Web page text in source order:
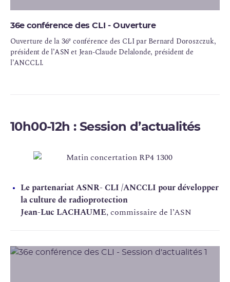
36e conférence des CLI - Ouverture
Ouverture de la 36e conférence des CLI par Bernard Doroszczuk,
président de l’ASN et Jean-Claude Delalonde, président de
l’ANCCLI.
10h00-12h: Session d’actualités
Le partenariat ASNR- CLI /ANCCLI pour développer
la culture de radioprotection
Jean-Luc LACHAUME, commissaire de l’ASN